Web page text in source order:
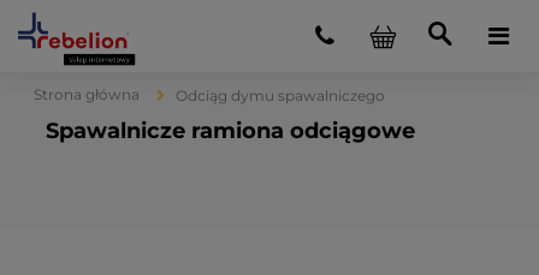
Strona główna Odciąg dymu spawalniczego
Spawalnicze ramiona odciągowe